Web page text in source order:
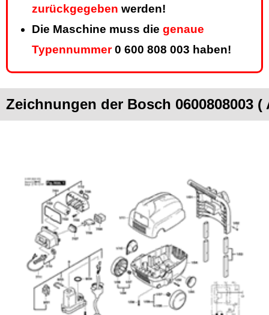
zurückgegeben werden!
Die Maschine muss die genaue
Typennummer0 600 808 003 haben!
Zeichnungen der Bosch 0600808003 (